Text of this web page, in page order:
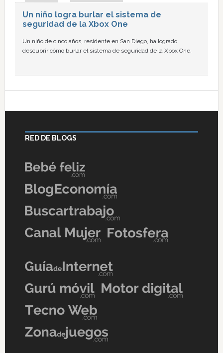
Un niño logra burlar el sistema de
seguridad de la Xbox One
Un niño de cinco años, residente en San Diego, ha logrado
descubrir cómo burlar el sistema de seguridad de la Xbox One.
RED DE BLOGS